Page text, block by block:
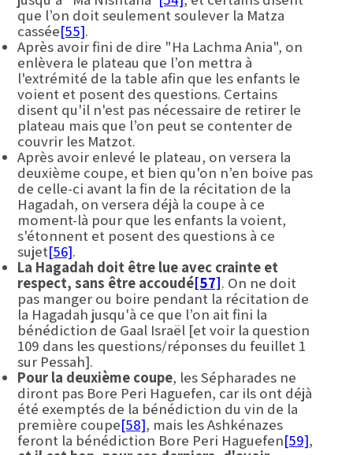
que l’on doit seulement soulever la Matza
cassée[55].
Après avoir fini de dire "Ha Lachma Ania", on
enlèvera le plateau que l’on mettra à
l'extrémité de la table afin que les enfants le
voient et posent des questions. Certains
disent qu'il n'est pas nécessaire de retirer le
plateau mais que l’on peut se contenter de
couvrir les Matzot.
Après avoir enlevé le plateau, on versera la
deuxième coupe, et bien qu'on n’en boive pas
de celle-ci avant la fin de la récitation de la
Hagadah, on versera déjà la coupe à ce
moment-là pour que les enfants la voient,
s'étonnent et posent des questions à ce
sujet[56].
La Hagadah doit être lue avec crainte et
respect, sans être accoudé[57]. On ne doit
pas manger ou boire pendant la récitation de
la Hagadah jusqu'à ce que l’on ait fini la
bénédiction de Gaal Israël [et voir la question
109 dans les questions/réponses du feuillet 1
sur Pessah].
Pour la deuxième coupe, les Sépharades ne
diront pas Bore Peri Haguefen, car ils ont déjà
été exemptés de la bénédiction du vin de la
première coupe[58], mais les Ashkénazes
feront la bénédiction Bore Peri Haguefen[59],